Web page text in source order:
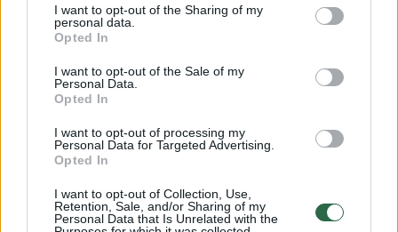
I want to opt-out of the Sharing of my
personal data.
Opted In
I want to opt-out of the Sale of my
Personal Data.
Opted In
I want to opt-out of processing my
Personal Data for Targeted Advertising.
Opted In
I want to opt-out of Collection, Use,
Retention, Sale, and/or Sharing of my
Personal Data that Is Unrelated with the
konsulatą ir nebeišėjo
Žinios | Pasaulis
Minia gyvus sudegino vaikų grobimu kaltinamus vyrus
Žinios | Pasaulis
JAV oro linijų darbuotojas pagrobė ir sudaužė keleivinį
lėktuvą